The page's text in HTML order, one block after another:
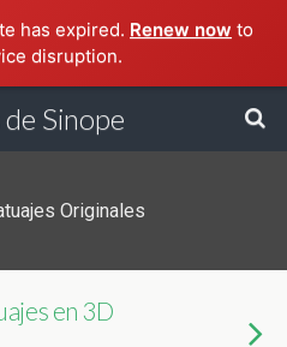
has expired. Renew now to
disruption.
Sinope
Originales
en 3D